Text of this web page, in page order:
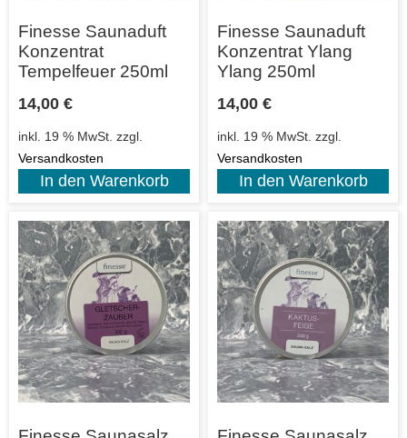
Finesse Saunaduft
Konzentrat
Tempelfeuer 250ml
14,00 €
inkl. 19 % MwSt. zzgl.
Versandkosten
In den Warenkorb
Finesse Saunaduft
Konzentrat Ylang
Ylang 250ml
14,00 €
inkl. 19 % MwSt. zzgl.
Versandkosten
In den Warenkorb